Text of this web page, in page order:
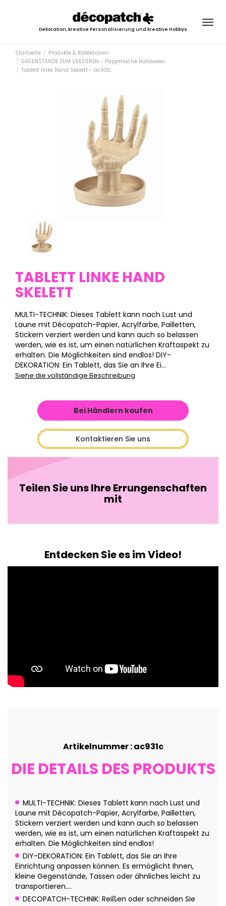
Dekoration, kreative Personalisierung und kreative Hobbys
Startseite
Produkte & Kollektionen
GEGENSTÄNDE ZUM VERZIEREN - Pappmaché Halloween
Tablett linke Hand Skelett - ac931c
TABLETT LINKE HAND
SKELETT
MULTI-TECHNIK: Dieses Tablett kann nach Lust und
Laune mit Décopatch-Papier, Acrylfarbe, Pailletten,
Stickern verziert werden und kann auch so belassen
werden, wie es ist, um einen natürlichen Kraftaspekt zu
erhalten. Die Möglichkeiten sind endlos! DIY-
DEKORATION: Ein Tablett, das Sie an Ihre Ei...
Siehe die vollständige Beschreibung
Bei Händlern kaufen
Kontaktieren Sie uns
Teilen Sie uns Ihre Errungenschaften
mit
Entdecken Sie es im Video!
Artikelnummer : ac931c
DIE DETAILS DES PRODUKTS
MULTI-TECHNIK: Dieses Tablett kann nach Lust und
Laune mit Décopatch-Papier, Acrylfarbe, Pailletten,
Stickern verziert werden und kann auch so belassen
werden, wie es ist, um einen natürlichen Kraftaspekt zu
erhalten. Die Möglichkeiten sind endlos!
DIY-DEKORATION: Ein Tablett, das Sie an Ihre
Einrichtung anpassen können. Es ermöglicht Ihnen,
kleine Gegenstände, Tassen oder ähnliches leicht zu
transportieren....
DECOPATCH-TECHNIK: Reißen oder schneiden Sie